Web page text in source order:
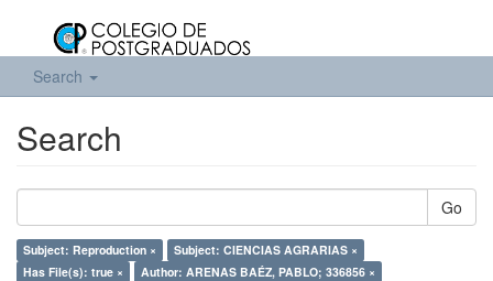
Search
Search
Go
Subject: Reproduction ×
Subject: CIENCIAS AGRARIAS ×
Has File(s): true ×
Author: ARENAS BAÉZ, PABLO; 336856 ×